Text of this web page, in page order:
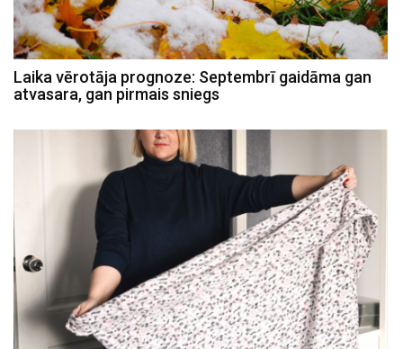
Laika vērotāja prognoze: Septembrī gaidāma gan
atvasara, gan pirmais sniegs